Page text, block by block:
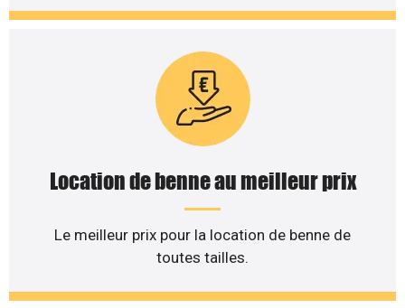
Location de benne au meilleur prix
Le meilleur prix pour la location de benne de
toutes tailles.